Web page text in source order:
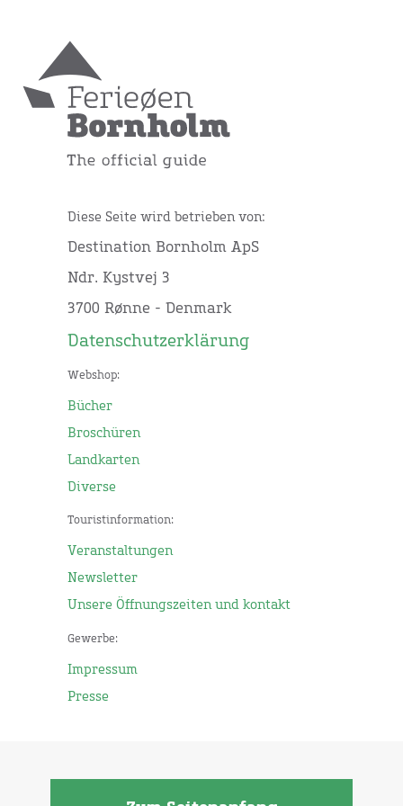
Diese Seite wird betrieben von:
Destination Bornholm ApS
Ndr. Kystvej 3
3700 Rønne - Denmark
Datenschutzerklärung
Webshop:
Bücher
Broschüren
Landkarten
Diverse
Touristinformation:
Veranstaltungen
Newsletter
Unsere Öffnungszeiten und kontakt
Gewerbe:
Impressum
Presse